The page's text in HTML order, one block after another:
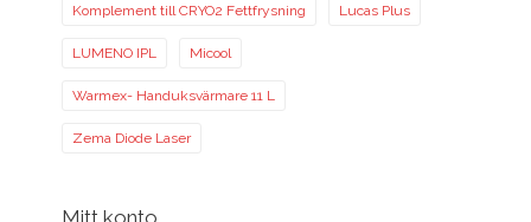
Komplement till CRYO2 Fettfrysning Lucas Plus
LUMENO IPL Micool
Warmex- Handuksvärmare 11 L
Zema Diode Laser
Mitt konto